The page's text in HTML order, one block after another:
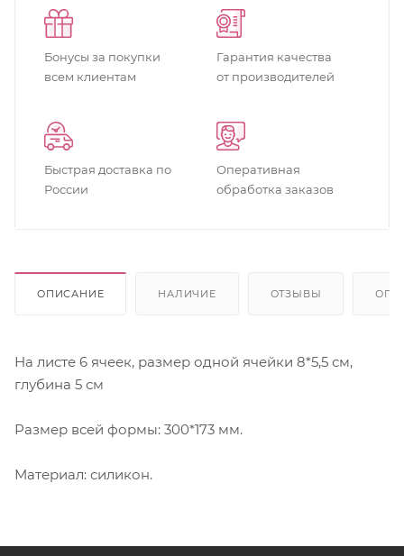
Бонусы за покупки
всем клиентам
Гарантия качества
от производителей
Быстрая доставка по
России
Оперативная
обработка заказов
ОПИСАНИЕ НАЛИЧИЕ ОТЗЫВЫ
На листе 6 ячеек, размер одной ячейки 8*5,5 см,
глубина 5 см
Размер всей формы: 300*173 мм.
Материал: силикон.